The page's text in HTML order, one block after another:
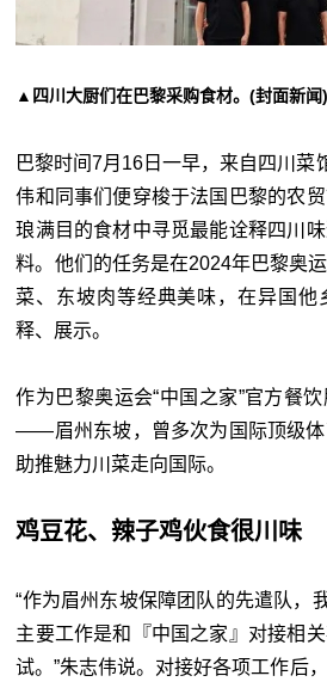
▲四川大厨们在巴黎采购食材。(封面新闻)
巴黎时间7月16日一早，来自四川菜
伟和同事们便穿梭于法国巴黎的农
琅满目的食材中寻觅最能诠释四川
料。他们的任务是在2024年巴黎奥
菜、东坡肉等经典美味，在异国他
释、展示。
作为巴黎奥运会“中国之家”官方餐
——眉州东坡，曾多次为国际顶级体
助推魅力川菜走向国际。
鸡豆花、辣子鸡伙食很川味
“作为眉州东坡保障团队的先遣队，
主要工作是和『中国之家』对接相
试。”朱志伟说。对接好各项工作后